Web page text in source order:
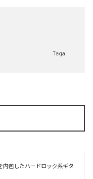
Taga
内包したハードロック系ギタ